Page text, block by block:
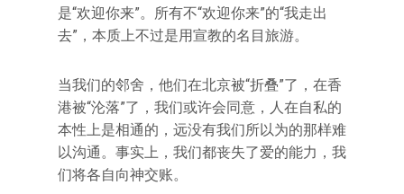
是“欢迎你来”。所有不“欢迎你来”的“我走出
去”，本质上不过是用宣教的名目旅游。
当我们的邻舍，他们在北京被“折叠”了，在香
港被“沦落”了，我们或许会同意，人在自私的
本性上是相通的，远没有我们所以为的那样难
以沟通。事实上，我们都丧失了爱的能力，我
们将各自向神交账。